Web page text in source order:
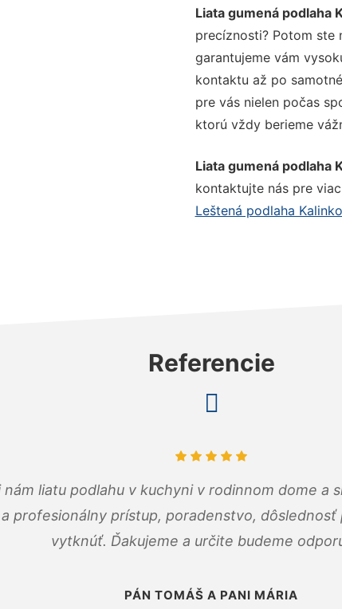
Liata gumená podlaha
precíznosti? Potom ste
garantujeme vám
kontaktu až po
pre vás nielen počas
ktorú vždy berieme
Liata gumená podlaha
kontaktujte nás pre
Leštená podlaha
Referencie
nám liatu podlahu v kuchyni v rodinnom dome a
profesionálny prístup, poradenstvo, dôslednosť
vytknúť. Ďakujeme a určite budeme
PÁN TOMÁŠ A PANI MÁRIA